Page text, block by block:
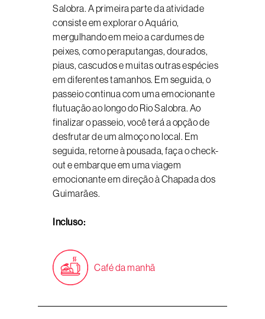
Salobra. A primeira parte da atividade
consiste em explorar o Aquário,
mergulhando em meio a cardumes de
peixes, como peraputangas, dourados,
piaus, cascudos e muitas outras espécies
em diferentes tamanhos. Em seguida, o
passeio continua com uma emocionante
flutuação ao longo do Rio Salobra. Ao
finalizar o passeio, você terá a opção de
desfrutar de um almoço no local. Em
seguida, retorne à pousada, faça o check-
out e embarque em uma viagem
emocionante em direção à Chapada dos
Guimarães.
Incluso:
Café da manhã